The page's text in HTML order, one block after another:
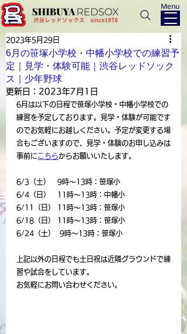
Menu
6月の笹塚小学校・中幡小学校での練習予
定｜見学・体験可能｜渋谷レッドソック
ス｜少年野球
2023年5月29日
更新日： 2023年7月1日
6月は以下の日程で笹塚小学校・中幡小学校での
練習を予定しております。見学・体験が可能です
のでお気軽にお越しください。予定が変更する場
合もございますので、見学・体験のお申し込みは
事前にこちらからお願いいたします。
6/3（土）   9時～13時：笹塚小
6/4（日）   11時～13時：中幡小
6/11（日） 11時～13時：笹塚小
6/18（日） 11時～13時：笹塚小
6/24（土）  9時～13時：笹塚小
上記以外の日程でも土日祝は近隣グラウンドで練
習や試合をしています。
お気軽にお問い合わせください。